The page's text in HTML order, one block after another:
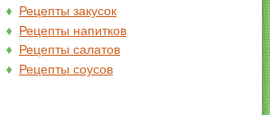
Рецепты закусок
Рецепты напитков
Рецепты салатов
Рецепты соусов